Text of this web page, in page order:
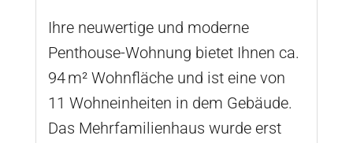
Ihre neuwertige und moderne
Penthouse-Wohnung bietet Ihnen ca.
94 m² Wohnfläche und ist eine von
11 Wohneinheiten in dem Gebäude.
Das Mehrfamilienhaus wurde erst